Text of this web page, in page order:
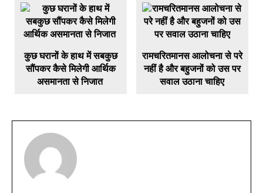
कुछ घरानों के हाथ में सबकुछ
सौंपकर कैसे मिलेगी आर्थिक
असमानता से निजात
रामचरितमानस आलोचना से परे
नहीं है और बहुजनों को उस पर
सवाल उठाना चाहिए